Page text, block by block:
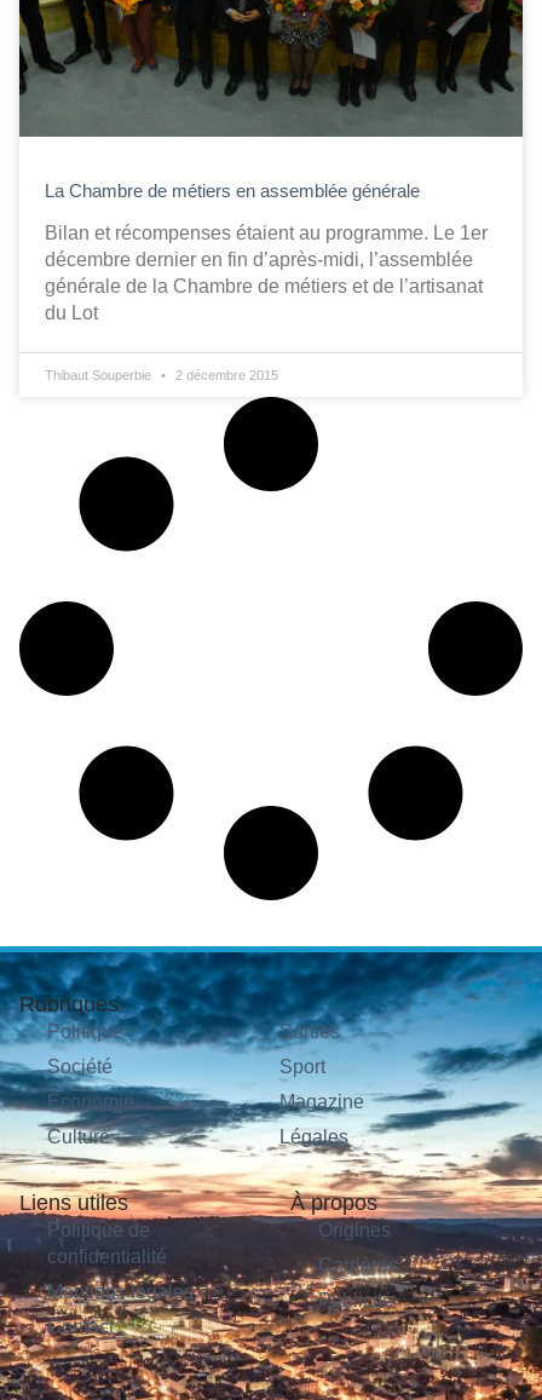
La Chambre de métiers en assemblée générale
Bilan et récompenses étaient au programme. Le 1er
décembre dernier en fin d’après-midi, l’assemblée
générale de la Chambre de métiers et de l’artisanat
du Lot
Thibaut Souperbie 2 décembre 2015
Rubriques
Politique
Société
Économie
Culture
Sorties
Sport
Magazine
Légales
Liens utiles
Politique de
confidentialité
Mentions légales
Contact
À propos
Origines
Carrières
Publicité